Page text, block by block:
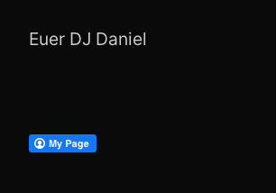
Euer DJ Daniel